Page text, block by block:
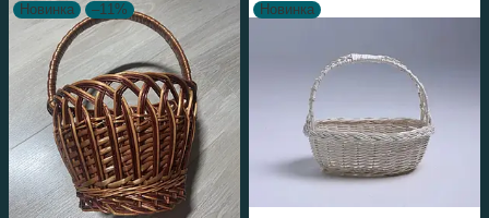
Новинка –11% Новинка